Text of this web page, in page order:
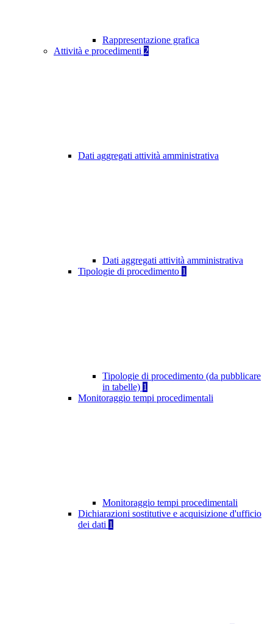
Rappresentazione grafica
Attività e procedimenti 2
Dati aggregati attività amministrativa
Dati aggregati attività amministrativa
Tipologie di procedimento 1
Tipologie di procedimento (da pubblicare
in tabelle) 1
Monitoraggio tempi procedimentali
Monitoraggio tempi procedimentali
Dichiarazioni sostitutive e acquisizione d'ufficio
dei dati 1